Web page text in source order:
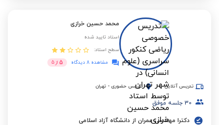
محمد حسین خرازی
استاد تایید شده
سطح استاد:
مشاهده 8 دیدگاه
5 از 5
تدریس آنلاین تدریس حضوری - تهران
30 جلسه موفق
دکترا مهندسی عمران از دانشگاه آزاد اسلامی